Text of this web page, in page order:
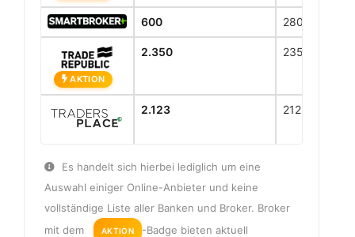
600 280
AKTION
2.350 2350
2.123 2123
Es handelt sich hierbei lediglich um eine
Auswahl einiger Online-Anbieter und keine
vollständige Liste aller Banken und Broker. Broker
mit dem
AKTION
-Badge bieten aktuell